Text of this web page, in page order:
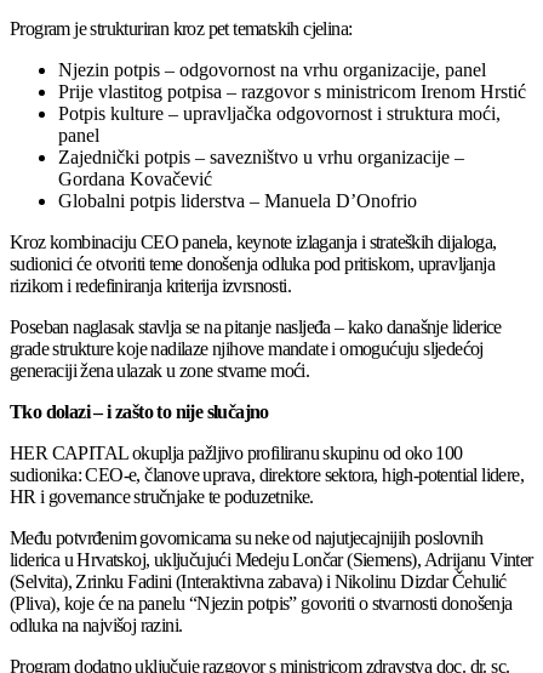
Program je strukturiran kroz pet tematskih cjelina:
Njezin potpis – odgovornost na vrhu organizacije, panel
Prije vlastitog potpisa – razgovor s ministricom Irenom Hrstić
Potpis kulture – upravljačka odgovornost i struktura moći,
panel
Zajednički potpis – savezništvo u vrhu organizacije –
Gordana Kovačević
Globalni potpis liderstva – Manuela D’Onofrio
Kroz kombinaciju CEO panela, keynote izlaganja i strateških dijaloga,
sudionici će otvoriti teme donošenja odluka pod pritiskom, upravljanja
rizikom i redefiniranja kriterija izvrsnosti.
Poseban naglasak stavlja se na pitanje nasljeđa – kako današnje liderice
grade strukture koje nadilaze njihove mandate i omogućuju sljedećoj
generaciji žena ulazak u zone stvarne moći.
Tko dolazi – i zašto to nije slučajno
HER CAPITAL okuplja pažljivo profiliranu skupinu od oko 100
sudionika: CEO-e, članove uprava, direktore sektora, high-potential lidere,
HR i governance stručnjake te poduzetnike.
Među potvrđenim govornicama su neke od najutjecajnijih poslovnih
liderica u Hrvatskoj, uključujući Medeju Lončar (Siemens), Adrijanu Vinter
(Selvita), Zrinku Fadini (Interaktivna zabava) i Nikolinu Dizdar Čehulić
(Pliva), koje će na panelu “Njezin potpis” govoriti o stvarnosti donošenja
odluka na najvišoj razini.
Program dodatno uključuje razgovor s ministricom zdravstva doc. dr. sc.